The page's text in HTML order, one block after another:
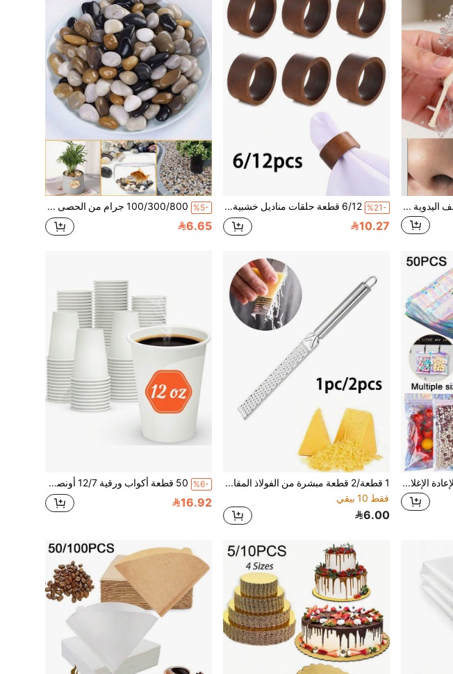
2/6 قطع أداة تشذيب شعر الأنف اليدوية المطورة 2 في 1، أداة تشذيب شعر الأنف قابلة للدوران 360°، أداة تشذيب شعر الأنف قابلة للغسل، للجنسين، لطيفة وغير مؤلمة، يدوية محمولة، أداة إزالة الشعر مع وظيفة التشذيب الدقيقة، أداة تنظيف العناية الشخصية %21- 6/12 قطعة حلقات مناديل خشبية، حلقات مناديل مستديرة عتيقة مصنوعة يدويًا، حاملات مناديل الطاولة، مناسبة لعيد الشكر والعطلات والزفاف والحفلات وعيد الشكر الخريفي وعيد الميلاد وحفلات العطلات الأخرى، يمكن استخدامها كهدايا أو ديكور بطراز المزرعة أو ديكور الطاولة.
10.27
%5- 100/300/800 جرام من الحصى الزخرفي الملون، حصى مصقول، أحجار طبيعية مصقولة بألوان مختلطة، 0.39-1.2 بوصة أحجار نهرية صغيرة زخرفية، أحجار تنسيق الحدائق، حشو الحصى، للشرفات المنزلية، الأفنية كأحجار رصف، نباتات حوض السمك
6.65
50 قطعة أكياس رقائق قابلة لإعادة الإغلاق، أكياس هولوغرافية بجميع الأحجام، أكياس تغليف بألوان قوس ، أكياس ليزر ذاتية الإغلاق، أكياس مايلر مع قفل سحاب مسطح وواجهة شفافة، أكياس عينات مقاومة للروائح، للطعام والحلوى وأحمر الشفاه والمجوهرات والحرف اليدوية والهدايا والمكسرات والشاي والأساور
1 قطعة/2 قطعة مبشرة من الفولاذ المقاوم للصدأ محمولة مع مقبض طويل، مبشرة يدوية، مبشرة خضروات، مقشرة ومقطعة، أداة مطبخ، مفرمة خضروات، أداة مطبخ متعددة الاستخدامات، مثالية للشوكولاتة والليمون والزنجبيل والثوم والحمضيات والبطاطس والجبن، للتخييم في الهواء الطلق والاستخدام المنزلي
فقط 10 بيقي
6.00
%6- 50 قطعة أكواب ورقية 12/7 أونصة، أكواب قهوة ورقية ساخنة، أكواب مشروبات باردة، أكواب ورقية بيضاء قابلة للتخلص منها مقاومة للتسرب، مثالية لشاي الحليب والقهوة، النزهات، السفر، الحمام وأكواب تجربة غسول الفم، الحفلات، أعياد الميلاد، العصير، المشروبات الساخنة، المكتب، العائلة
16.92